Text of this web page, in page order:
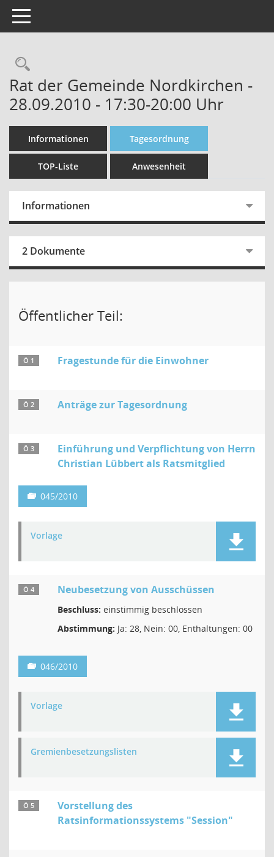
Toggle navigation
Rechercheauswahl
Rat der Gemeinde Nordkirchen -
28.09.2010 - 17:30-20:00 Uhr
Informationen Tagesordnung
TOP-Liste Anwesenheit
Informationen
2 Dokumente
Öffentlicher Teil:
Ö 1 Fragestunde für die Einwohner
Ö 2 Anträge zur Tagesordnung
Ö 3
Einführung und Verpflichtung von Herrn
Christian Lübbert als Ratsmitglied
045/2010
Vorlage
Ö 4 Neubesetzung von Ausschüssen
Beschluss: einstimmig beschlossen
Abstimmung: Ja: 28, Nein: 00, Enthaltungen: 00
046/2010
Vorlage
Gremienbesetzungslisten
Ö 5
Vorstellung des
Ratsinformationssystems "Session"